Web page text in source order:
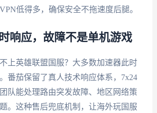
低得多，确保安全不拖速度后腿。
响应，故障不是单机游戏
上英雄联盟国服？大多数加速器此时
番茄保留了真人技术响应体系，7x24
队能处理路由突发故障、地区网络策
。这种售后兜底机制，让海外玩国服